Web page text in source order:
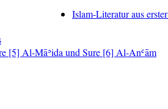
Islam-Literatur aus
[5] Al-Māʾida und Sure [6] Al-Anʿām